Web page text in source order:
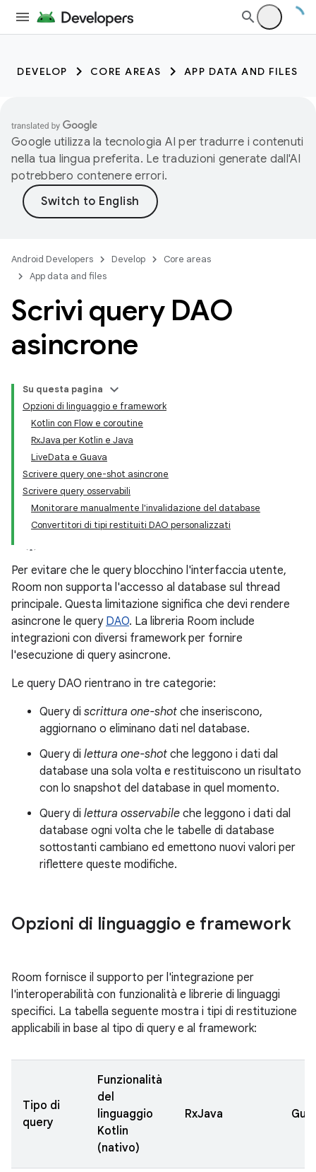
DEVELOP CORE AREAS APP DATA AND FILES
Google utilizza la tecnologia AI per tradurre i contenuti
nella tua lingua preferita. Le traduzioni generate dall'AI
potrebbero contenere errori.
Android Developers Develop
Core areas
App data and files
Scrivi query DAO
asincrone
Su questa pagina
Opzioni di linguaggio e framework
Kotlin con Flow e coroutine
RxJava per Kotlin e Java
LiveData e Guava
Scrivere query one-shot asincrone
Scrivere query osservabili
Monitorare manualmente l'invalidazione del database
Convertitori di tipi restituiti DAO personalizzati
Per evitare che le query blocchino l'interfaccia utente,
Room non supporta l'accesso al database sul thread
principale. Questa limitazione significa che devi rendere
asincrone le query DAO. La libreria Room include
integrazioni con diversi framework per fornire
l'esecuzione di query asincrone.
Le query DAO rientrano in tre categorie:
Query di scrittura one-shot che inseriscono,
aggiornano o eliminano dati nel database.
Query di lettura one-shot che leggono i dati dal
database una sola volta e restituiscono un risultato
con lo snapshot del database in quel momento.
Query di lettura osservabile che leggono i dati dal
database ogni volta che le tabelle di database
sottostanti cambiano ed emettono nuovi valori per
riflettere queste modifiche.
Opzioni di linguaggio e framework
Room fornisce il supporto per l'integrazione per
l'interoperabilità con funzionalità e librerie di linguaggi
specifici. La tabella seguente mostra i tipi di restituzione
applicabili in base al tipo di query e al framework:
Tipo di
query
Funzionalità
del
linguaggio
Kotlin
(nativo)
RxJava